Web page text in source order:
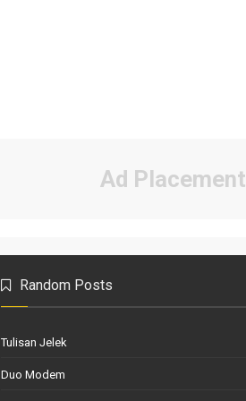
Ad Placement
Random Posts
Tulisan Jelek
Duo Modem